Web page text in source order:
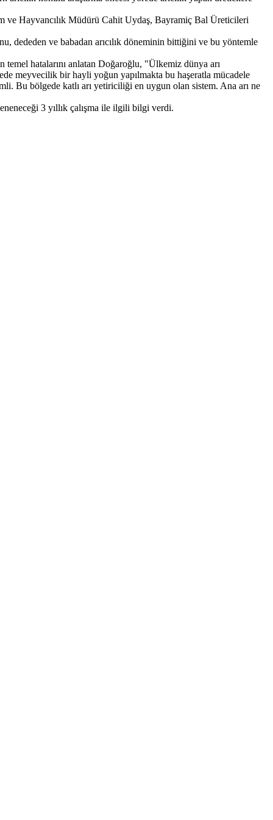
ve Hayvancılık Müdürü Cahit Uydaş, Bayramiç Bal Üreticileri
dededen ve babadan arıcılık döneminin bittiğini ve bu yöntemle
temel hatalarını anlatan Doğaroğlu, "Ülkemiz dünya arı
meyvecilik bir hayli yoğun yapılmakta bu haşeratla mücadele
Bu bölgede katlı arı yetiriciliği en uygun olan sistem. Ana arı ne
3 yıllık çalışma ile ilgili bilgi verdi.